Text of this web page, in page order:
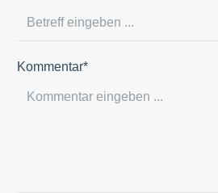
Kommentar*